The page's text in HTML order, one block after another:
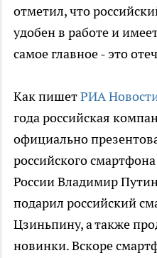
отметил, что
удобен в работе и
самое главное - это
Как пишетРИА
года российская
официально
российского
России Владимир
подарил российский
Цзиньпину, а также
новинки. Вскоре